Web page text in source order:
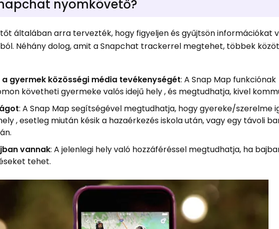
nyomkövető?
általában arra tervezték, hogy figyeljen és gyűjtsön információkat
Néhány dolog, amit a Snapchat trackerrel megtehet, többek
gyermek közösségi média tevékenységét: A Snap Map funkciónak
követheti gyermeke valós idejű hely , és megtudhatja, kivel
: A Snap Map segítségével megtudhatja, hogy gyereke/szerelme
, esetleg miután késik a hazaérkezés iskola után, vagy egy távoli
vannak: A jelenlegi hely való hozzáféréssel megtudhatja, ha
tehet.